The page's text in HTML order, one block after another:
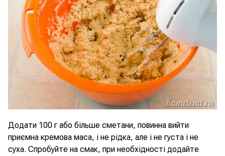
Додати 100 г або більше сметани, повинна вийти
приємна кремова маса, і не рідка, але і не густа і не
суха. Спробуйте на смак, при необхідності додайте